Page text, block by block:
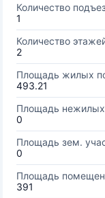
Количество
1
Количество
2
Площадь жилых
493.21
Площадь
0
Площадь зем.
0
Площадь
391